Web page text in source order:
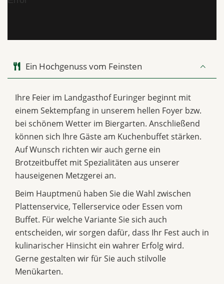
Ein Hochgenuss vom Feinsten
Ihre Feier im Landgasthof Euringer beginnt mit
einem Sektempfang in unserem hellen Foyer bzw.
bei schönem Wetter im Biergarten. Anschließend
können sich Ihre Gäste am Kuchenbuffet stärken.
Auf Wunsch richten wir auch gerne ein
Brotzeitbuffet mit Spezialitäten aus unserer
hauseigenen Metzgerei an.
Beim Hauptmenü haben Sie die Wahl zwischen
Plattenservice, Tellerservice oder Essen vom
Buffet. Für welche Variante Sie sich auch
entscheiden, wir sorgen dafür, dass Ihr Fest auch in
kulinarischer Hinsicht ein wahrer Erfolg wird.
Gerne gestalten wir für Sie auch stilvolle
Menükarten.